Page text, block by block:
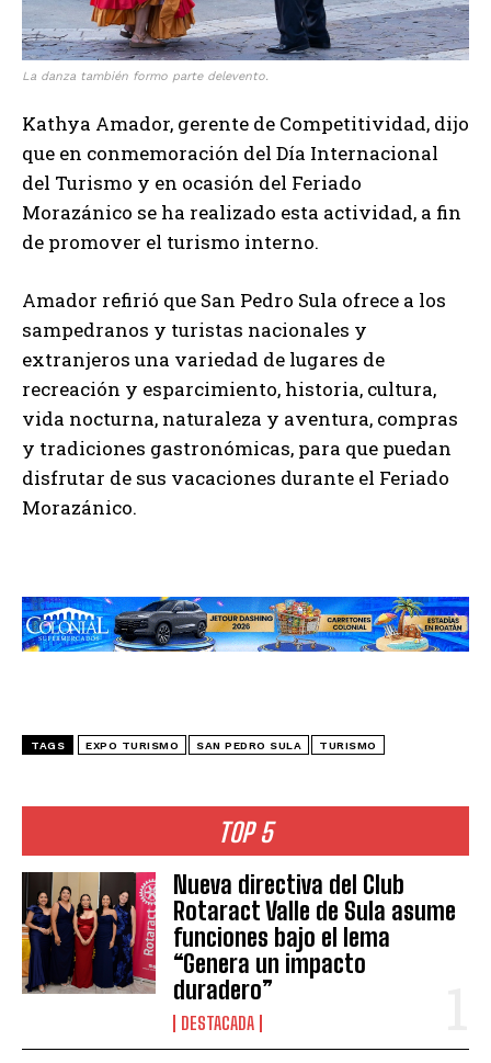
TOP 5
Nueva directiva del Club
Rotaract Valle de Sula asume
funciones bajo el lema
“Genera un impacto
duradero”
DESTACADA
La danza también formo parte delevento.
Kathya Amador, gerente de Competitividad, dijo
que en conmemoración del Día Internacional
del Turismo y en ocasión del Feriado
Morazánico se ha realizado esta actividad, a fin
de promover el turismo interno.
Amador refirió que San Pedro Sula ofrece a los
sampedranos y turistas nacionales y
extranjeros una variedad de lugares de
recreación y esparcimiento, historia, cultura,
vida nocturna, naturaleza y aventura, compras
y tradiciones gastronómicas, para que puedan
disfrutar de sus vacaciones durante el Feriado
Morazánico.
TAGS EXPO TURISMO SAN PEDRO SULA TURISMO